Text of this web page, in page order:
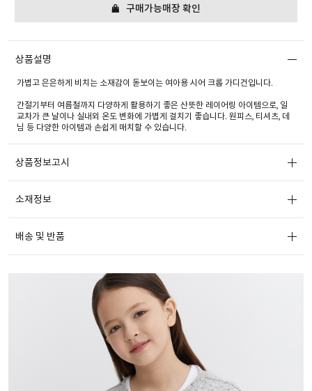
구매가능매장 확인
상품설명
가볍고 은은하게 비치는 소재감이 돋보이는 여아용 시어 크롭 가디건입니다.
간절기부터 여름철까지 다양하게 활용하기 좋은 산뜻한 레이어링 아이템으로, 일
교차가 큰 날이나 실내외 온도 변화에 가볍게 걸치기 좋습니다. 원피스, 티셔츠, 데
님 등 다양한 아이템과 손쉽게 매치할 수 있습니다.
상품정보고시
소재정보
배송 및 반품